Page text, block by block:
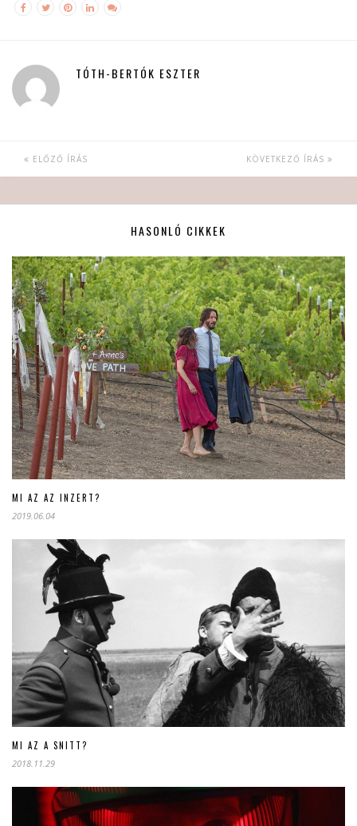
TÓTH-BERTÓK ESZTER
ELŐZŐ ÍRÁS KÖVETKEZŐ ÍRÁS
HASONLÓ CIKKEK
MI AZ AZ INZERT?
2019.06.04
MI AZ A SNITT?
2018.11.29